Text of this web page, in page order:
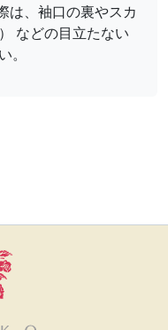
は、袖口の裏やスカ
などの目立たない